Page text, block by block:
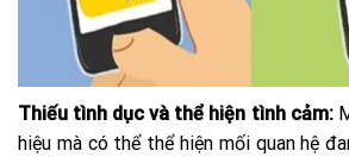
Thiếu tình dục và thể hiện tình cảm:
hiệu mà có thể thể hiện mối quan hệ